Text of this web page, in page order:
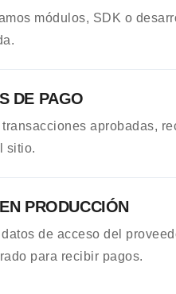
módulos, SDK o
DE PAGO
aprobadas,
sitio.
PRODUCCIÓN
de acceso del
para recibir pagos.